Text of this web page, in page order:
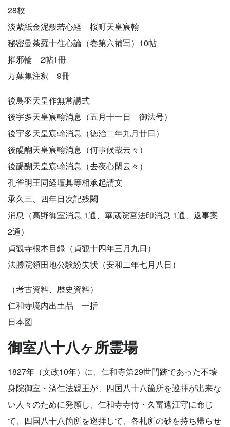
28枚
淡紫紙金泥般若心経 桜町天皇宸翰
秘密曼荼羅十住心論（巻第六補写）10帖
摧邪輪 2帖1冊
万葉集注釈 9冊
後鳥羽天皇作無常講式
後宇多天皇宸翰消息（五月十一日 御法号）
後宇多天皇宸翰消息（徳治二年九月廿日）
後醍醐天皇宸翰消息（何事候哉云々）
後醍醐天皇宸翰消息（去夜心閑云々）
孔雀明王同経壇具等相承起請文
承久三、四年日次記残闕
消息（高野御室消息 1通、華蔵院宮法印消息 1通、返事案
2通）
貞観寺根本目録（貞観十四年三月九日）
法勝院領田地公験紛失状（安和二年七月八日）
（考古資料、歴史資料）
仁和寺境内出土品 一括
日本図
御室八十八ヶ所霊場
1827年（文政10年）に、仁和寺第29世門跡であった不壊
身院御室・済仁法親王が、四国八十八箇所を巡拝が出来な
い人々のために発願し、仁和寺寺侍・久富遠江守に命じ
て、四国八十八箇所を巡拝して、各札所の砂を持ち帰らせ